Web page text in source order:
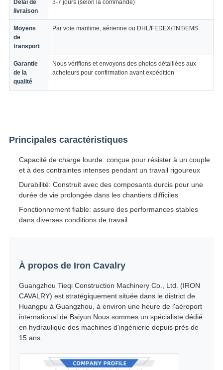
Délai de
livraison
3-7 jours (selon la commande)
Moyens
de
transport
Par voie maritime, aérienne ou DHL/FEDEX/TNT/EMS
Garantie
de la
qualité
Nous vérifions et envoyons des photos détaillées aux
acheteurs pour confirmation avant expédition
Principales caractéristiques
Capacité de charge lourde: conçue pour résister à un couple
et à des contraintes intenses pendant un travail rigoureux
Durabilité: Construit avec des composants durcis pour une
durée de vie prolongée dans les chantiers difficiles
Fonctionnement fiable: assure des performances stables
dans diverses conditions de travail
À propos de Iron Cavalry
Guangzhou Tieqi Construction Machinery Co., Ltd. (IRON
CAVALRY) est stratégiquement située dans le district de
Huangpu à Guangzhou, à environ une heure de l'aéroport
international de Baiyun.Nous sommes un spécialiste dédié
en hydraulique des machines d'ingénierie depuis près de
15 ans.